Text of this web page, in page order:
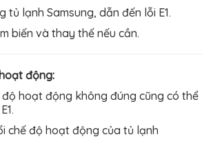
tủ lạnh Samsung, dẫn đến lỗi E1.
biến và thay thế nếu cần.
động:
độ hoạt động không đúng cũng có thể
chế độ hoạt động của tủ lạnh